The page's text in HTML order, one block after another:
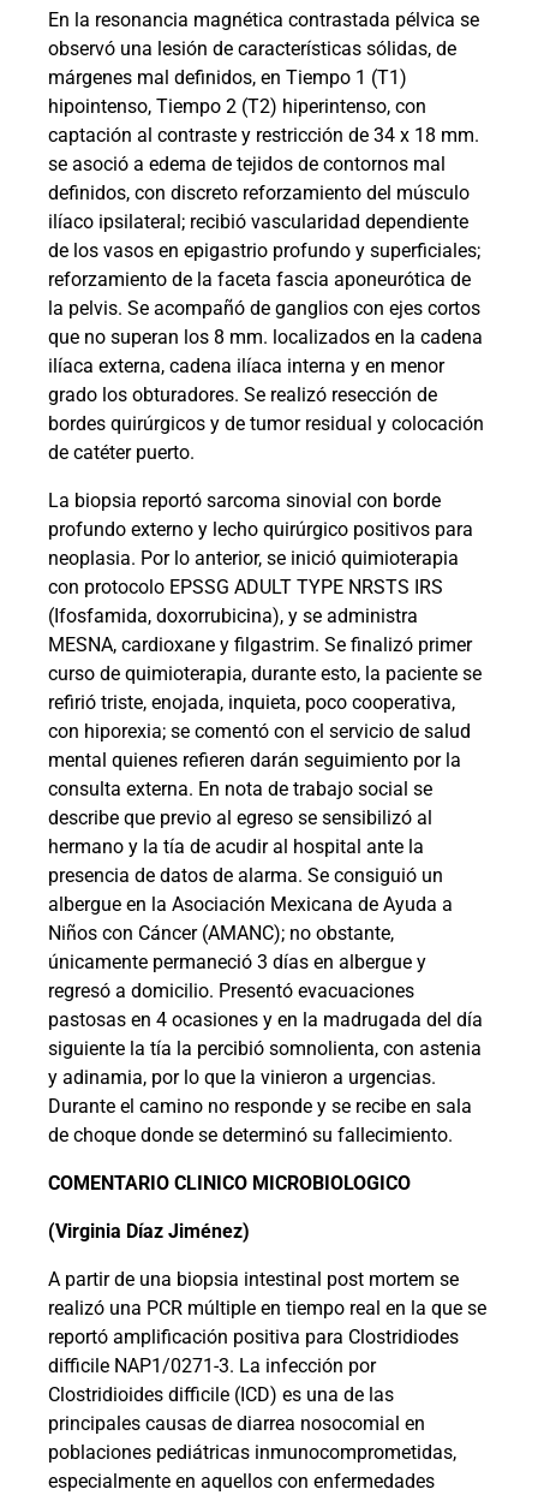
En la resonancia magnética contrastada pélvica se
observó una lesión de características sólidas, de
márgenes mal definidos, en Tiempo 1 (T1)
hipointenso, Tiempo 2 (T2) hiperintenso, con
captación al contraste y restricción de 34 x 18 mm.
se asoció a edema de tejidos de contornos mal
definidos, con discreto reforzamiento del músculo
ilíaco ipsilateral; recibió vascularidad dependiente
de los vasos en epigastrio profundo y superficiales;
reforzamiento de la faceta fascia aponeurótica de
la pelvis. Se acompañó de ganglios con ejes cortos
que no superan los 8 mm. localizados en la cadena
ilíaca externa, cadena ilíaca interna y en menor
grado los obturadores. Se realizó resección de
bordes quirúrgicos y de tumor residual y colocación
de catéter puerto.
La biopsia reportó sarcoma sinovial con borde
profundo externo y lecho quirúrgico positivos para
neoplasia. Por lo anterior, se inició quimioterapia
con protocolo EPSSG ADULT TYPE NRSTS IRS
(Ifosfamida, doxorrubicina), y se administra
MESNA, cardioxane y filgastrim. Se finalizó primer
curso de quimioterapia, durante esto, la paciente se
refirió triste, enojada, inquieta, poco cooperativa,
con hiporexia; se comentó con el servicio de salud
mental quienes refieren darán seguimiento por la
consulta externa. En nota de trabajo social se
describe que previo al egreso se sensibilizó al
hermano y la tía de acudir al hospital ante la
presencia de datos de alarma. Se consiguió un
albergue en la Asociación Mexicana de Ayuda a
Niños con Cáncer (AMANC); no obstante,
únicamente permaneció 3 días en albergue y
regresó a domicilio. Presentó evacuaciones
pastosas en 4 ocasiones y en la madrugada del día
siguiente la tía la percibió somnolienta, con astenia
y adinamia, por lo que la vinieron a urgencias.
Durante el camino no responde y se recibe en sala
de choque donde se determinó su fallecimiento.
COMENTARIO CLINICO MICROBIOLOGICO
(Virginia Díaz Jiménez)
A partir de una biopsia intestinal post mortem se
realizó una PCR múltiple en tiempo real en la que se
reportó amplificación positiva para Clostridiodes
difficile NAP1/0271-3. La infección por
Clostridioides difficile (ICD) es una de las
principales causas de diarrea nosocomial en
poblaciones pediátricas inmunocomprometidas,
especialmente en aquellos con enfermedades